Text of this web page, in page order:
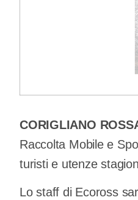
CORIGLIANO
Raccolta Mobile e
turisti e utenze
Lo staff di Ecoross